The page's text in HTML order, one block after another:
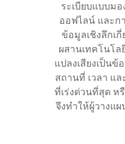
ระเบียบแบบม
ออฟไลน์ และก
ข้อมูลเชิงลึกเ
ผสานเทคโนโ
แปลงเสียงเป็น
สถานที่ เวลา แ
ที่เร่งด่วนที่สุด ห
จึงทำให้ผู้วางแ